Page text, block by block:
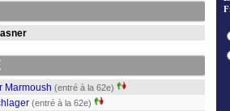
Marmoush (entré à la 62e)
(entré à la 62e)